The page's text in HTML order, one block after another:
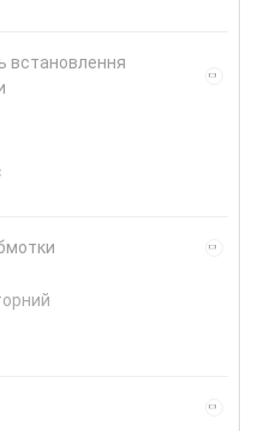
встановлення